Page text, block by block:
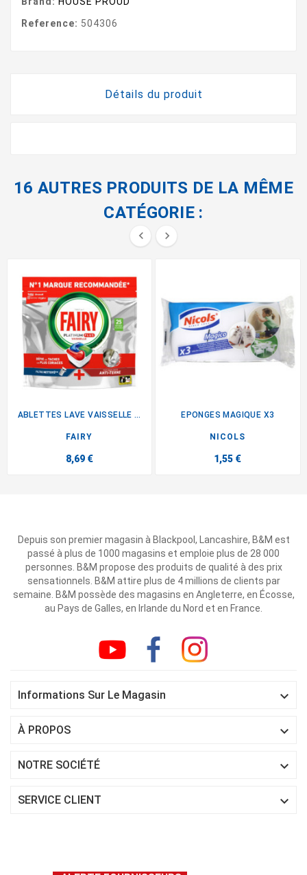
Reference: 504306
Détails du produit
16 AUTRES PRODUITS DE LA MÊME
CATÉGORIE :
 
ABLETTES LAVE VAISSELLE X25
FAIRY
8,69 €
EPONGES MAGIQUE X3
NICOLS
1,55 €
Depuis son premier magasin à Blackpool, Lancashire, B&M est
passé à plus de 1000 magasins et emploie plus de 28 000
personnes. B&M propose des produits de qualité à des prix
sensationnels. B&M attire plus de 4 millions de clients par
semaine. B&M possède des magasins en Angleterre, en Écosse,
au Pays de Galles, en Irlande du Nord et en France.
Informations Sur Le Magasin 
À PROPOS 
NOTRE SOCIÉTÉ 
SERVICE CLIENT 